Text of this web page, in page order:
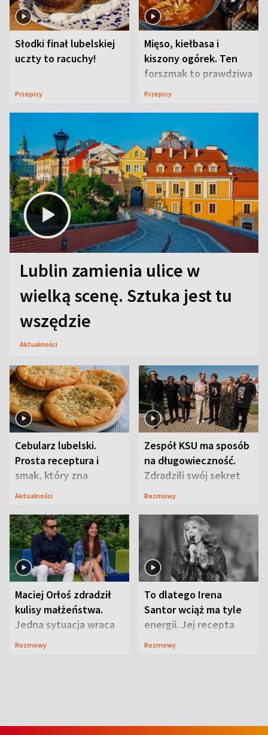
Słodki finał lubelskiej
uczty to racuchy!
Przepisy
Mięso, kiełbasa i
kiszony ogórek. Ten
forszmak to prawdziwa
uczta
Przepisy
Lublin zamienia ulice w
wielką scenę. Sztuka jest tu
wszędzie
Aktualności
Cebularz lubelski.
Prosta receptura i
smak, który zna
Lubelszczyzna
Aktualności
Zespół KSU ma sposób
na długowieczność.
Zdradzili swój sekret
Rozmowy
Maciej Orłoś zdradził
kulisy małżeństwa.
Jedna sytuacja wraca
jak bumerang
Rozmowy
To dlatego Irena
Santor wciąż ma tyle
energii. Jej recepta
jest zaskakująco
Rozmowy